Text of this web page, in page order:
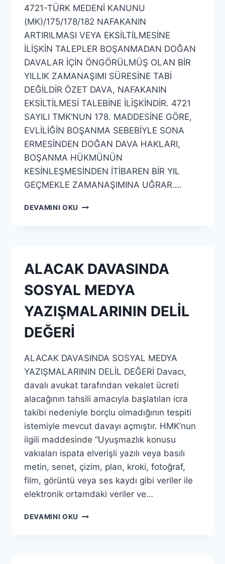
4721-TÜRK MEDENİ KANUNU
(MK)/175/178/182 NAFAKANIN
ARTIRILMASI VEYA EKSİLTİLMESİNE
İLİŞKİN TALEPLER BOŞANMADAN DOĞAN
DAVALAR İÇİN ÖNGÖRÜLMÜŞ OLAN BİR
YILLIK ZAMANAŞIMI SÜRESİNE TABİ
DEĞİLDİR ÖZET DAVA, NAFAKANIN
EKSİLTİLMESİ TALEBİNE İLİŞKİNDİR. 4721
SAYILI TMK’NUN 178. MADDESİNE GÖRE,
EVLİLİĞİN BOŞANMA SEBEBİYLE SONA
ERMESİNDEN DOĞAN DAVA HAKLARI,
BOŞANMA HÜKMÜNÜN
KESİNLEŞMESİNDEN İTİBAREN BİR YIL
GEÇMEKLE ZAMANAŞIMINA UĞRAR….
DEVAMINI OKU
ALACAK DAVASINDA
SOSYAL MEDYA
YAZIŞMALARININ DELİL
DEĞERİ
ALACAK DAVASINDA SOSYAL MEDYA
YAZIŞMALARININ DELİL DEĞERİ Davacı,
davalı avukat tarafından vekalet ücreti
alacağının tahsili amacıyla başlatılan icra
takibi nedeniyle borçlu olmadığının tespiti
istemiyle mevcut davayı açmıştır. HMK’nun
ilgili maddesinde “Uyuşmazlık konusu
vakıaları ispata elverişli yazılı veya basılı
metin, senet, çizim, plan, kroki, fotoğraf,
film, görüntü veya ses kaydı gibi veriler ile
elektronik ortamdaki veriler ve…
DEVAMINI OKU